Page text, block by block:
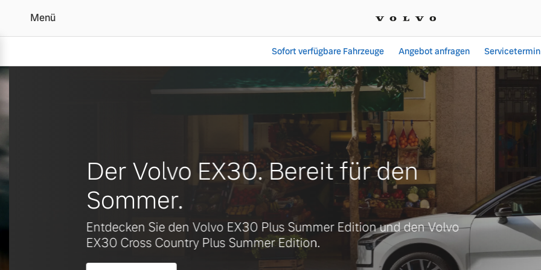
Ihr Volvo Händler in Goslar | Autohaus Stephan
Menü
Sofort verfügbare Fahrzeuge Angebot anfragen Servicetermin
Plug-in Hybrid
Der Volvo EX30. Bereit für den
Sommer.
Entdecken Sie den Volvo EX30 Plus Summer Edition und den Volvo
EX30 Cross Country Plus Summer Edition.